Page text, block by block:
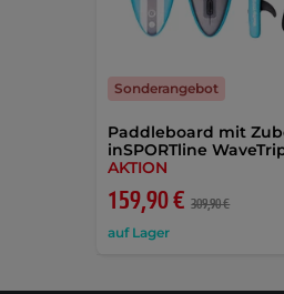
Paddleboard mit
inSPORTline
AKTION
159,90 € 309,90 €
auf Lager
Sonderangebot